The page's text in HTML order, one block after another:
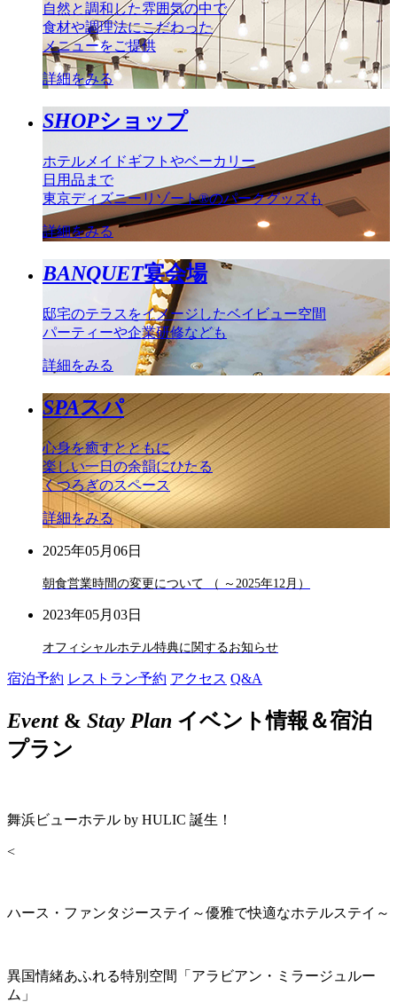
自然と調和した雰囲気の中で
食材や調理法にこだわった
メニューをご提供
詳細をみる
SHOPショップ
ホテルメイドギフトやベーカリー
日用品まで
東京ディズニーリゾート®のパークグッズも
詳細をみる
BANQUET宴会場
邸宅のテラスをイメージしたベイビュー空間
パーティーや企業研修なども
詳細をみる
SPAスパ
心身を癒すとともに
楽しい一日の余韻にひたる
くつろぎのスペース
詳細をみる
2025年05月06日
朝食営業時間の変更について （ ～2025年12月）
2023年05月03日
オフィシャルホテル特典に関するお知らせ
宿泊予約 レストラン予約 アクセス Q&A
Event& Stay Plan イベント情報＆宿泊
プラン
舞浜ビューホテル by HULIC 誕生！
<
ハース・ファンタジーステイ～優雅で快適なホテルステイ～
異国情緒あふれる特別空間「アラビアン・ミラージュルー
ム」